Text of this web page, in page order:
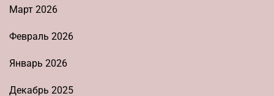
Март 2026
Февраль 2026
Январь 2026
Декабрь 2025